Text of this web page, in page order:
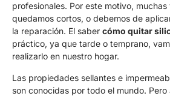
profesionales. Por este motivo, muchas
quedamos cortos, o debemos de
la reparación. El saber cómo quitar
práctico, ya que tarde o temprano,
realizarlo en nuestro hogar.
Las propiedades sellantes e
son conocidas por todo el mundo.